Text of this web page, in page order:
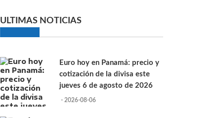
ULTIMAS NOTICIAS
Euro hoy en Panamá: precio y
cotización de la divisa este
jueves 6 de agosto de 2026
- 2026-08-06